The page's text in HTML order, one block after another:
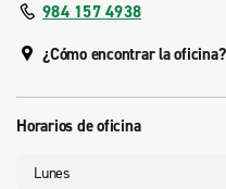
984 157 4938
¿Cómo encontrar la oficina?
Horarios de oficina
Lunes